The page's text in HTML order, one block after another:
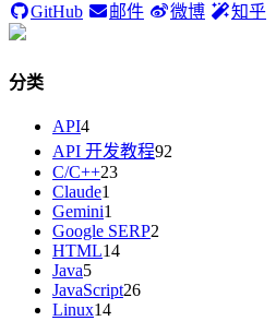
GitHub
邮件 微博 知乎
分类
API4
API 开发教程92
C/C++23
Claude1
Gemini1
Google SERP2
HTML14
Java5
JavaScript26
Linux14